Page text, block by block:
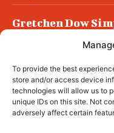
To provide the best
store and/or access device
technologies will allow us to
unique IDs on this site. Not
adversely affect certain
Gretchen Dow
Podlech, il Cile lo
all’ergastolo
Era ubriaca…